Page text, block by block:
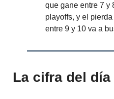
que gane entre 7 y
playoffs, y el
entre 9 y 10 va a
La cifra del día